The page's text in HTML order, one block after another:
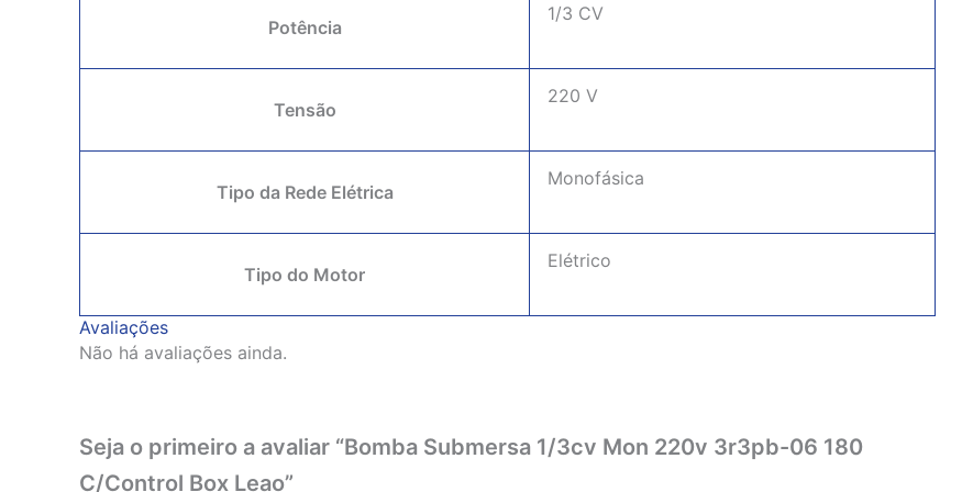
Potência
1/3 CV
Tensão
220 V
Tipo da Rede Elétrica
Monofásica
Tipo do Motor
Elétrico
Avaliações
Não há avaliações ainda.
Seja o primeiro a avaliar “Bomba Submersa 1/3cv Mon 220v 3r3pb-06 180
C/Control Box Leao”